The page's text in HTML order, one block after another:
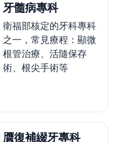
牙髓病專科
衛福部核定的牙科專科
之一，常見療程：顯微
根管治療、活隨保存
術、根尖手術等
贋復補綴牙專科